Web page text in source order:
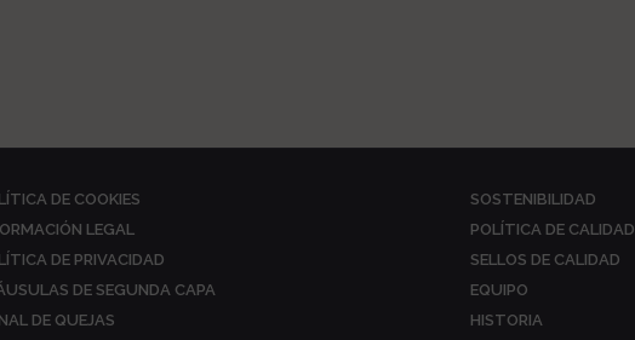
DE COOKIES
LEGAL
DE PRIVACIDAD
DE SEGUNDA CAPA
DE QUEJAS
SOSTENIBILIDAD
POLÍTICA DE CALIDAD
SELLOS DE CALIDAD
EQUIPO
HISTORIA